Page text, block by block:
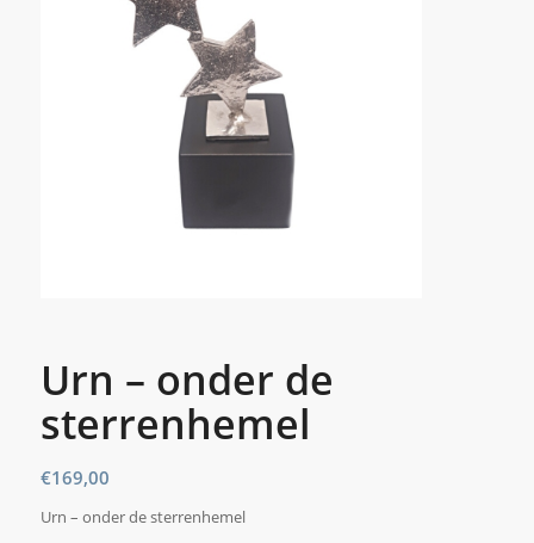
Urn – onder de
sterrenhemel
€169,00
Urn – onder de sterrenhemel